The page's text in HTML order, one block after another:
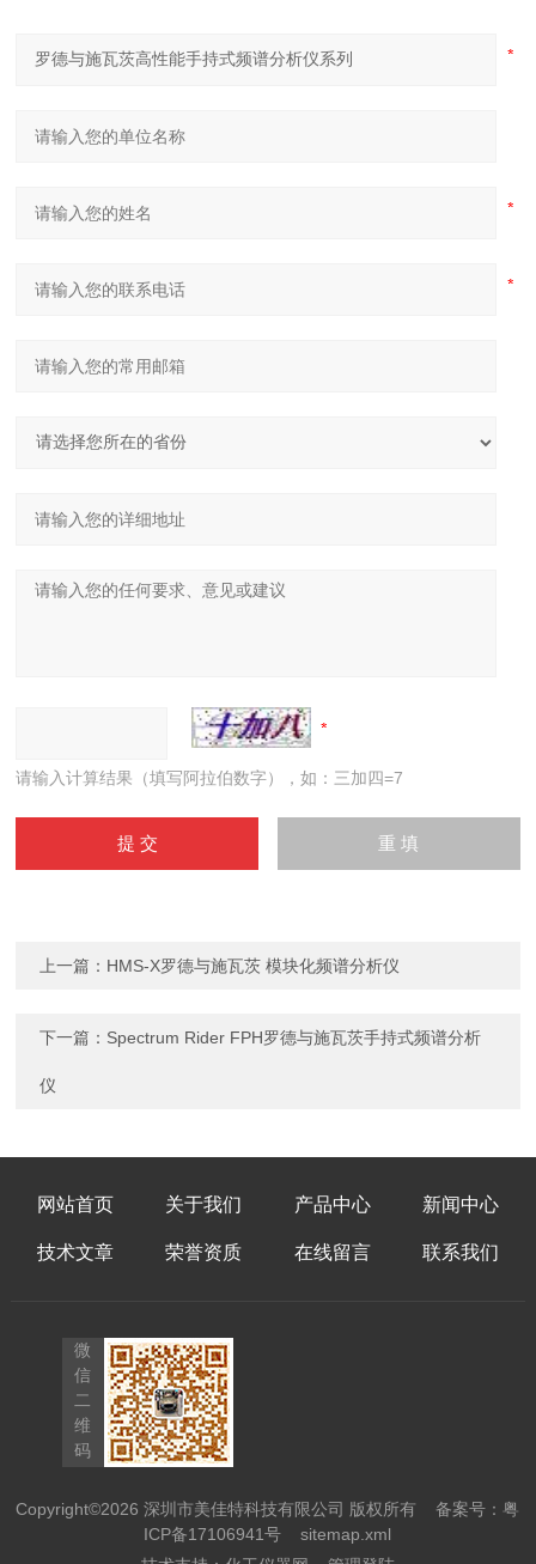
请输入计算结果（填写阿拉伯数字），如：三加四=7
上一篇： HMS-X罗德与施瓦茨 模块化频谱分析仪
下一篇： Spectrum Rider FPH罗德与施瓦茨手持式频谱分析
仪
网站首页 关于我们 产品中心 新闻中心
技术文章 荣誉资质 在线留言 联系我们
微
信
二
维
码
Copyright©2026 深圳市美佳特科技有限公司 版权所有备案号：粤
ICP备17106941号
sitemap.xml